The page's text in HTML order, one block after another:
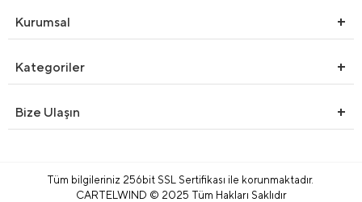
Kurumsal
Kategoriler
Bize Ulaşın
Tüm bilgileriniz 256bit SSL Sertifikası ile korunmaktadır.
CARTELWIND © 2025 Tüm Hakları Saklıdır